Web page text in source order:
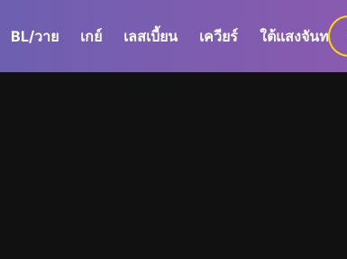
BL/วาย เกย์ เลสเบี้ยน เควียร์ ใต้แสงจันทร์